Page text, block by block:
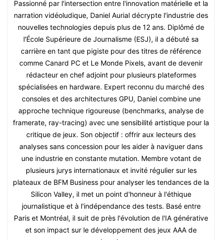
Passionné par l'intersection entre l'innovation matérielle et la
narration vidéoludique, Daniel Aurial décrypte l'industrie des
nouvelles technologies depuis plus de 12 ans. Diplômé de
l'École Supérieure de Journalisme (ESJ), il a débuté sa
carrière en tant que pigiste pour des titres de référence
comme Canard PC et Le Monde Pixels, avant de devenir
rédacteur en chef adjoint pour plusieurs plateformes
spécialisées en hardware. Expert reconnu du marché des
consoles et des architectures GPU, Daniel combine une
approche technique rigoureuse (benchmarks, analyse de
framerate, ray-tracing) avec une sensibilité artistique pour la
critique de jeux. Son objectif : offrir aux lecteurs des
analyses sans concession pour les aider à naviguer dans
une industrie en constante mutation. Membre votant de
plusieurs jurys internationaux et invité régulier sur les
plateaux de BFM Business pour analyser les tendances de la
Silicon Valley, il met un point d'honneur à l'éthique
journalistique et à l'indépendance des tests. Basé entre
Paris et Montréal, il suit de près l'évolution de l'IA générative
et son impact sur le développement des jeux AAA de